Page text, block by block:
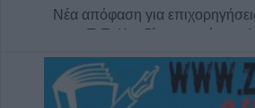
Νέα απόφαση για
στην Π.Ε. Καρδίτσας από τις
Σεπτεμβρίου 2023
4 Αυγούστου 2026, 23:05